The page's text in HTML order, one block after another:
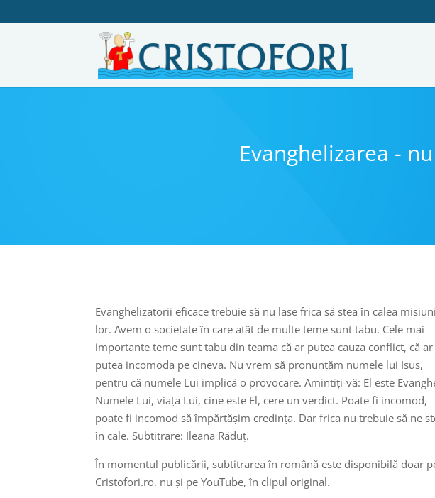
Evanghelizarea -
Evanghelizatorii eficace trebuie să nu lase frica să stea în calea
lor. Avem o societate în care atât de multe teme sunt tabu. Cele mai
importante teme sunt tabu din teama că ar putea cauza conflict, că ar
putea incomoda pe cineva. Nu vrem să pronunțăm numele lui Isus,
pentru că numele Lui implică o provocare. Amintiți-vă: El este
Numele Lui, viața Lui, cine este El, cere un verdict. Poate fi incomod,
poate fi incomod să împărtășim credința. Dar frica nu trebuie să ne
în cale. Subtitrare: Ileana Răduț.
În momentul publicării, subtitrarea în română este disponibilă doar
Cristofori.ro, nu și pe YouTube, în clipul original.
anunțuri
ACTIVAȚI VOLUMUL